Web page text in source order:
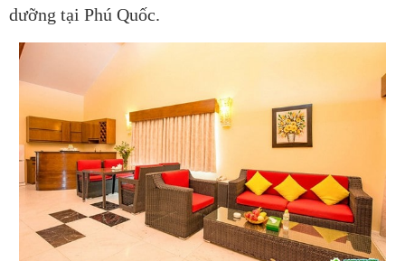
dưỡng tại Phú Quốc.